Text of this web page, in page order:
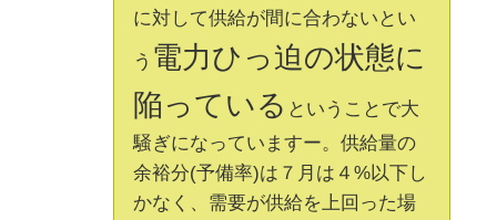
に対して供給が間に合わないとい
う 電力ひっ迫の状態に
陥っている ということで大
騒ぎになっていますー。供給量の
余裕分(予備率)は７月は４%以下し
かなく、需要が供給を上回った場